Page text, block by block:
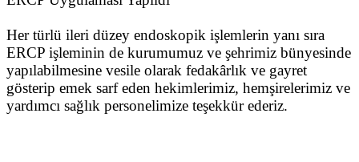
Her türlü ileri düzey endoskopik işlemlerin yanı sıra
ERCP işleminin de kurumumuz ve şehrimiz bünyesinde
yapılabilmesine vesile olarak fedakârlık ve gayret
gösterip emek sarf eden hekimlerimiz, hemşirelerimiz ve
yardımcı sağlık personelimize teşekkür ederiz.